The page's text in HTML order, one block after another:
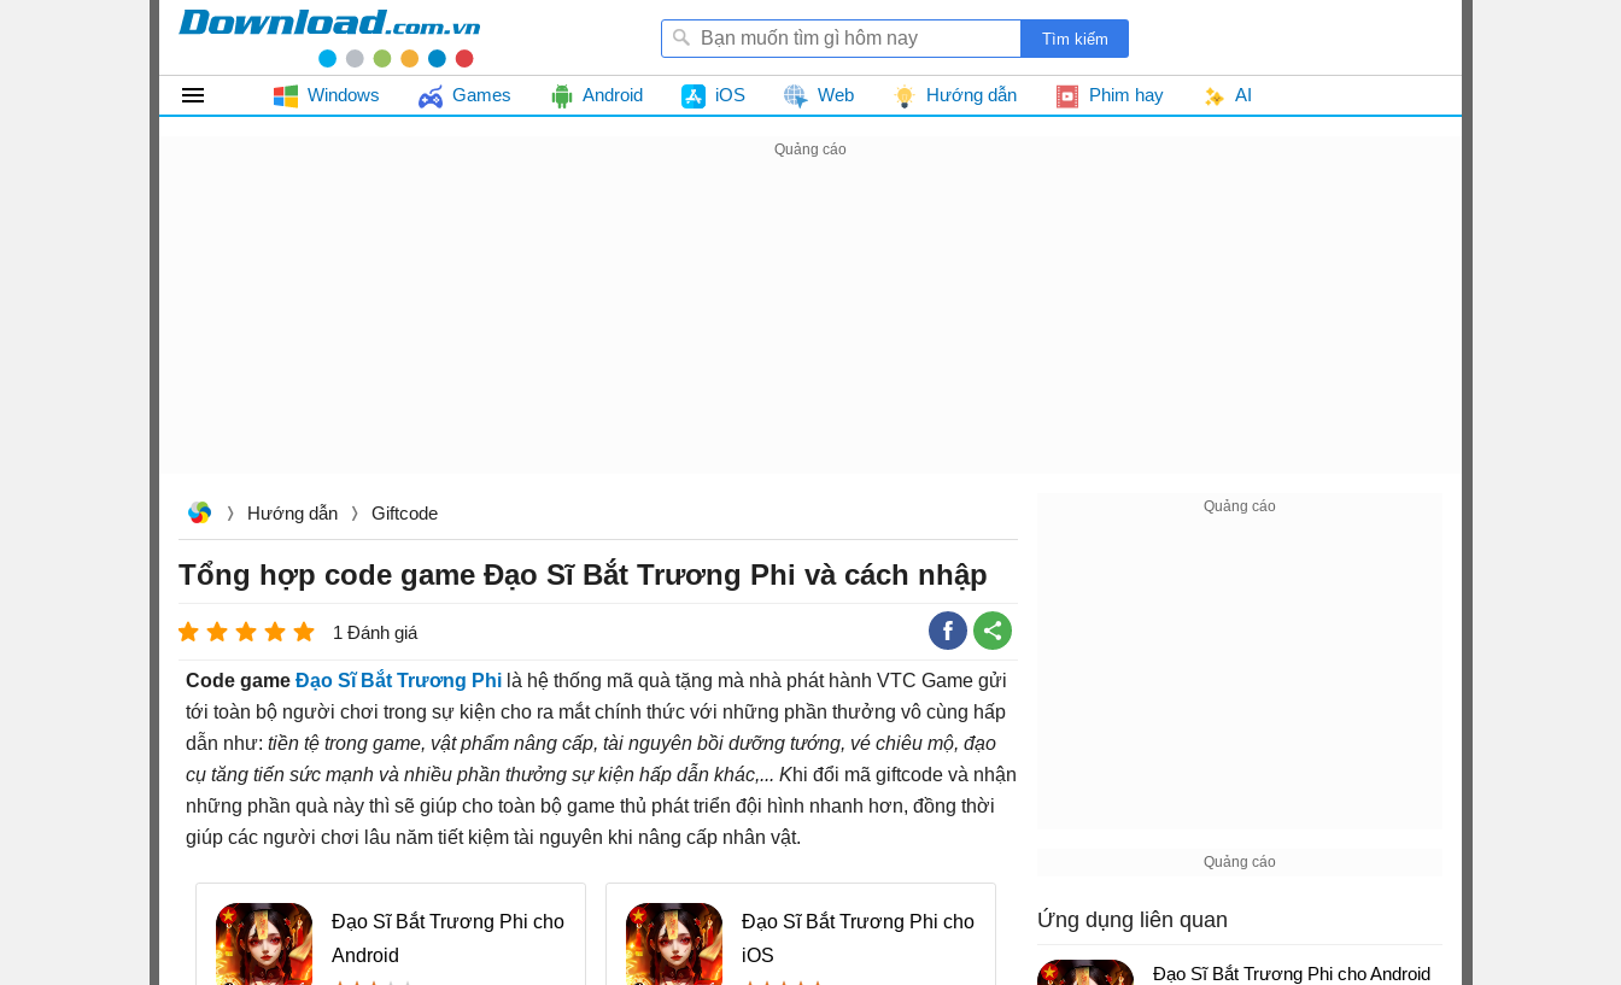
Windows Games Android iOS Web Hướng dẫn Phim hay AI
Hướng dẫn Giftcode
Tổng hợp code game Đạo Sĩ Bắt Trương Phi và cách nhập
1 Đánh giá
Code game Đạo Sĩ Bắt Trương Phi là hệ thống mã quà tặng mà nhà phát hành VTC Game gửi
tới toàn bộ người chơi trong sự kiện cho ra mắt chính thức với những phần thưởng vô cùng hấp
dẫn như: tiền tệ trong game, vật phẩm nâng cấp, tài nguyên bồi dưỡng tướng, vé chiêu mộ, đạo
cụ tăng tiến sức mạnh và nhiều phần thưởng sự kiện hấp dẫn khác,... Khi đổi mã giftcode và nhận
những phần quà này thì sẽ giúp cho toàn bộ game thủ phát triển đội hình nhanh hơn, đồng thời
giúp các người chơi lâu năm tiết kiệm tài nguyên khi nâng cấp nhân vật.
Ứng dụng liên quan
Đạo Sĩ Bắt Trương Phi cho Android